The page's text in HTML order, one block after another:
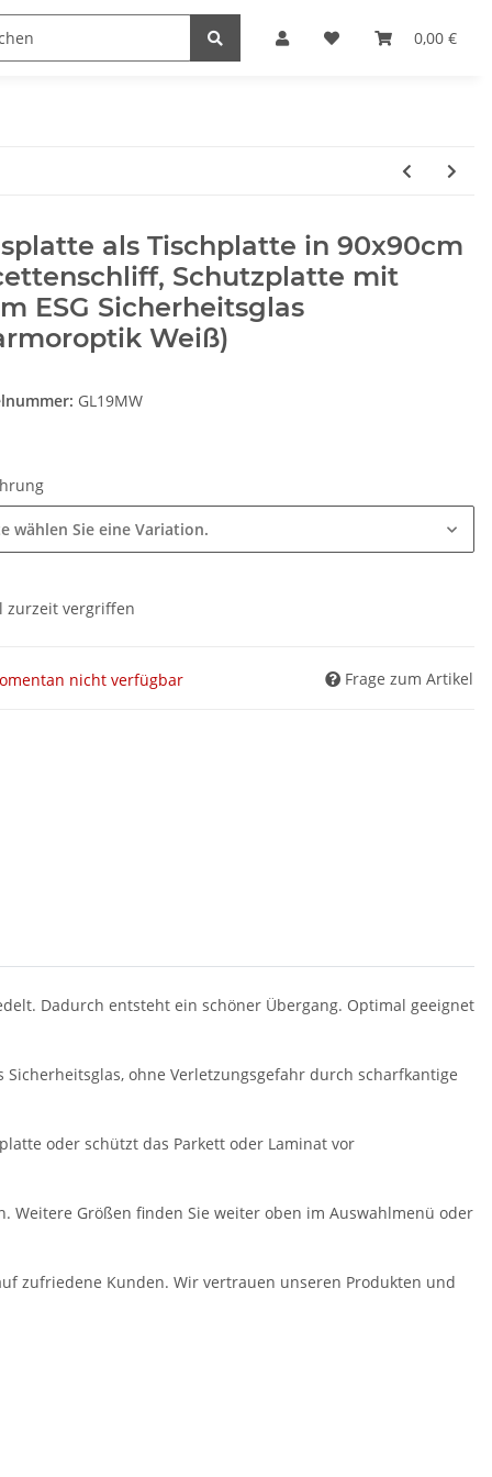
0,00 €
Haushaltswaren
als Tischplatte in 90x90cm
Schutzplatte mit
ESG Sicherheitsglas
Weiß)
GL19MW
wählen Sie eine Variation.
zurzeit vergriffen
nicht verfügbar Frage zum Artikel
Dadurch entsteht ein schöner Übergang. Optimal geeignet
ohne Verletzungsgefahr durch scharfkantige
oder schützt das Parkett oder Laminat vor
Weitere Größen finden Sie weiter oben im Auswahlmenü oder
zufriedene Kunden. Wir vertrauen unseren Produkten und